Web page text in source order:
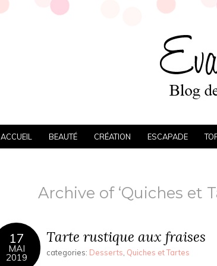
ACCUEIL BEAUTÉ CRÉATION ESCAPADE
Archive of ‘Quiches et
17
MAI
2019
Tarte rustique aux fraises
categories: Desserts Quiches et Tartes